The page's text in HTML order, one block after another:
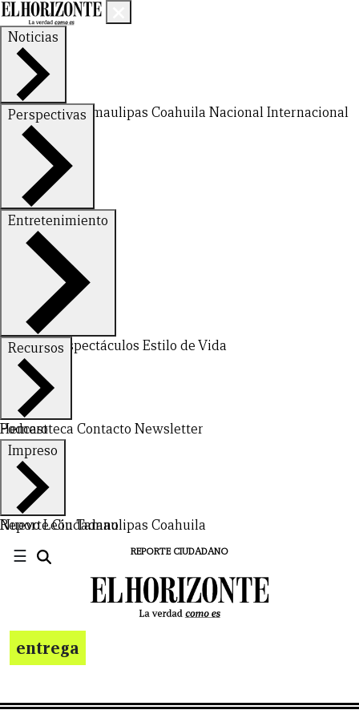
Noticias
Nuevo LeónTamaulipas Coahuila NacionalInternacional
Perspectivas
FinanzasOpinión
Entretenimiento
DeportesEspectáculos Estilo de Vida
Recursos
Hemeroteca Contacto Newsletter
Podcast
Impreso
Nuevo LeónTamaulipas Coahuila
Reporte Ciudadano
☰ REPORTE CIUDADANO
entrega